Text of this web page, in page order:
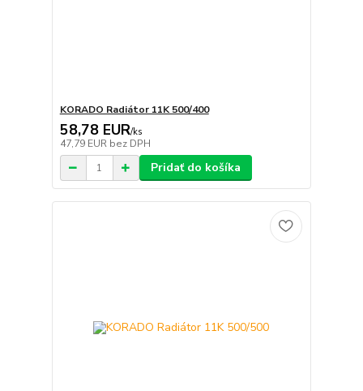
KORADO Radiátor 11K 500/400
58,78 EUR/ks
47,79 EUR bez DPH
Pridať do košíka